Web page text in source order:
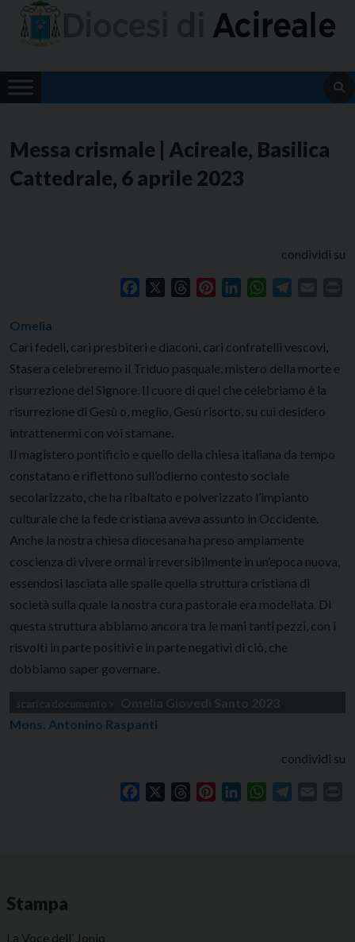
Skip
Messa crismale | Acireale, Basilica
Cattedrale, 6 aprile 2023
condividi su
Facebook ThreadsPinterestLinkedInWhatsApp
Omelia
Cari fedeli, cari presbiteri e diaconi, cari confratelli vescovi,
Stasera celebreremo il Triduo pasquale, mistero della morte e
risurrezione del Signore. Il cuore di quel che celebriamo è la
risurrezione di Gesù o, meglio, Gesù risorto, su cui desidero
intrattenermi con voi stamane.
Il magistero pontificio e quello della chiesa italiana da tempo
constatano e riflettono sull’odierno contesto sociale
secolarizzato, che ha ribaltato e polverizzato l’impianto
culturale che la fede cristiana aveva assunto in Occidente.
Anche la nostra chiesa diocesana ha preso ampiamente
coscienza di vivere ormai irreversibilmente in un’epoca nuova,
essendosi lasciata alle spalle quella struttura cristiana di
società sulla quale la nostra cura pastorale era modellata. Di
questa struttura abbiamo ancora tra le mani tanti pezzi, con i
risvolti in parte positivi e in parte negativi di ciò, che
dobbiamo saper governare.
Mons. Antonino Raspanti
condividi su
Facebook ThreadsPinterestLinkedInWhatsApp
Stampa
La Voce dell’ Jonio